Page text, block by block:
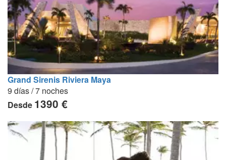
Grand Sirenis Riviera Maya
9 días / 7 noches
Desde 1390 €